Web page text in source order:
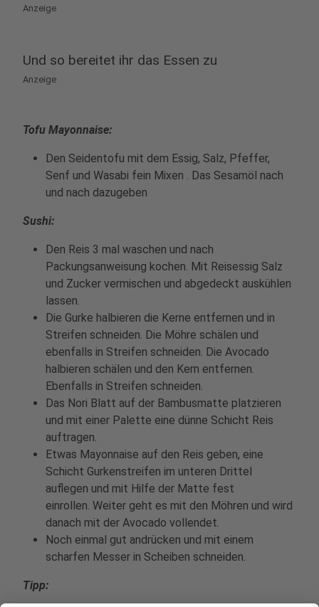
Anzeige
Und so bereitet ihr das Essen zu
Anzeige
Tofu Mayonnaise:
Den Seidentofu mit dem Essig, Salz, Pfeffer,
Senf und Wasabi fein Mixen . Das Sesamöl nach
und nach dazugeben
Sushi:
Den Reis 3 mal waschen und nach
Packungsanweisung kochen. Mit Reisessig Salz
und Zucker vermischen und abgedeckt auskühlen
lassen.
Die Gurke halbieren die Kerne entfernen und in
Streifen schneiden. Die Möhre schälen und
ebenfalls in Streifen schneiden. Die Avocado
halbieren schälen und den Kern entfernen.
Ebenfalls in Streifen schneiden.
Das Nori Blatt auf der Bambusmatte platzieren
und mit einer Palette eine dünne Schicht Reis
auftragen.
Etwas Mayonnaise auf den Reis geben, eine
Schicht Gurkenstreifen im unteren Drittel
auflegen und mit Hilfe der Matte fest
einrollen. Weiter geht es mit den Möhren und wird
danach mit der Avocado vollendet.
Noch einmal gut andrücken und mit einem
scharfen Messer in Scheiben schneiden.
Tipp: